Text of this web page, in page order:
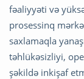
fəaliyyəti və
prosessinq
saxlamaqla
təhlükəsizliyi,
şəkildə inkişaf